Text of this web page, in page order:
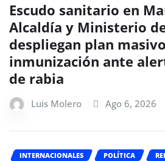
Escudo sanitario en
Alcaldía y Ministerio
despliegan plan
inmunización ante
de rabia
Luis Molero Ago 6, 2026
INTERNACIONALES POLÍTICA